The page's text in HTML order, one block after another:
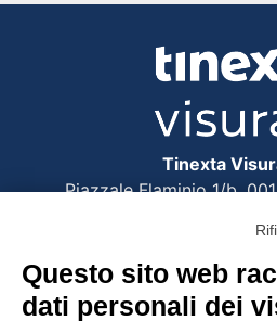
Tinexta
Piazzale Flaminio 1/b,
Società soggetta alla
di Tinexta
P.IVA 05338771008
Questo sito web
dati personali dei